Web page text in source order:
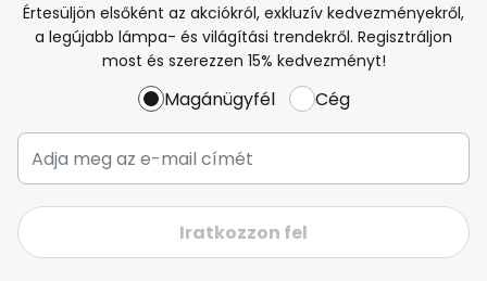
Értesüljön elsőként az akciókról, exkluzív kedvezményekről,
a legújabb lámpa- és világítási trendekről. Regisztráljon
most és szerezzen 15% kedvezményt!
Magánügyfél Cég
Iratkozzon fel